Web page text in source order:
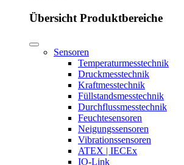
Übersicht Produktbereiche
Sensoren
Temperaturmesstechnik
Druckmesstechnik
Kraftmesstechnik
Füllstandsmesstechnik
Durchflussmesstechnik
Feuchtesensoren
Neigungssensoren
Vibrationssensoren
ATEX | IECEx
IO-Link